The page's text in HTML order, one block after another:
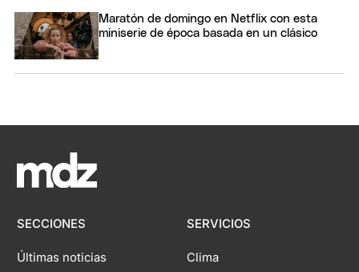
Maratón de domingo en Netflix con esta
miniserie de época basada en un clásico
SECCIONES
Últimas noticias
SERVICIOS
Clima